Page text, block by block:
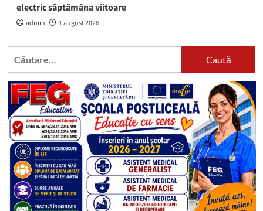
electric săptămâna viitoare
admin 1 august 2026
Caută